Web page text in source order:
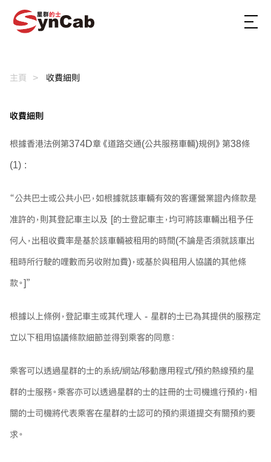
主頁 收費細則
收費細則
根據香港法例第374D章《道路交通(公共服務車輛)規例》第38條
(1) :
“公共巴士或公共小巴，如根據就該車輛有效的客運營業證內條款是
准許的，則其登記車主以及 [的士登記車主，均可將該車輛出租予任
何人，出租收費率是基於該車輛被租用的時間(不論是否須就該車出
租時所行駛的哩數而另收附加費)，或基於與租用人協議的其他條
款。]”
根據以上條例，登記車主或其代理人 - 星群的士已為其提供的服務定
立以下租用協議條款細節並得到乘客的同意：
乘客可以透過星群的士的系統/網站/移動應用程式/預約熱線預約星
群的士服務。乘客亦可以透過星群的士的註冊的士司機進行預約，相
關的士司機將代表乘客在星群的士認可的預約渠道提交有關預約要
求。